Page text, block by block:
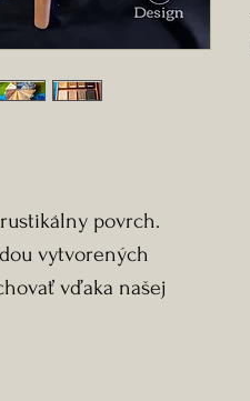
povrch.
vytvorených
vďaka našej